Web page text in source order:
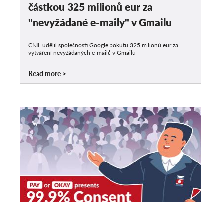
částkou 325 milionů eur za
"nevyžádané e-maily" v Gmailu
CNIL udělil společnosti Google pokutu 325 milionů eur za
vytváření nevyžádaných e-mailů v Gmailu
Read more